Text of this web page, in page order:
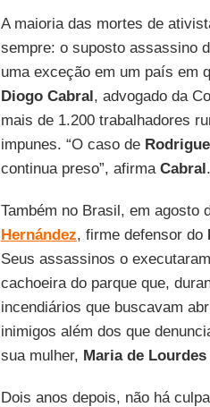
A maioria das mortes de
sempre: o suposto assassino
uma exceção em um país em
Diogo Cabral, advogado da
mais de 1.200 trabalhadores
impunes. “O caso de
continua preso”, afirma Cabral.
Também no Brasil, em agosto
Hernández, firme defensor do
Seus assassinos o
cachoeira do parque que,
incendiários que buscavam
inimigos além dos que
sua mulher, Maria de Lourdes
Dois anos depois, não há